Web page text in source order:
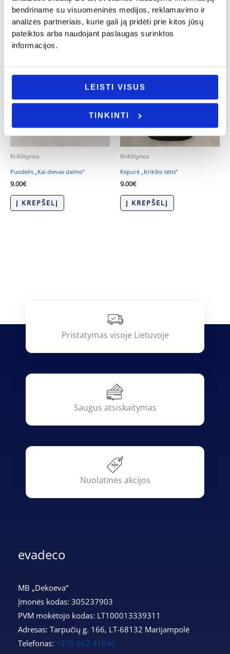
bendriname su visuomeninės medijos, reklamavimo ir
analizės partneriais, kurie gali ją pridėti prie kitos jūsų
pateiktos arba naudojant paslaugas surinktos
informacijos.
LEISTI VISUS
TINKINTI
VARIANTĄ
VARIANTĄ
Krikštynos
Puodelis „Kai dievas dalino”
9.00€
Į KREPŠELĮ
Krikštynos
Kepurė „Krikšto tėtis”
9.00€
Į KREPŠELĮ
Pristatymas visoje Lietuvoje
Saugus atsiskaitymas
Nuolatinės akcijos
evadeco
MB „Dekoeva“
Įmonės kodas: 305237903
PVM mokėtojo kodas: LT100013339311
Adresas: Tarpučių g. 166, LT-68132 Marijampolė
Telefonas: +370 662 41046